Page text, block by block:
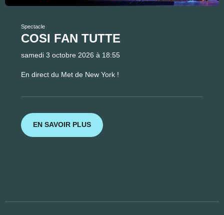
Spectacle
COSI FAN TUTTE
samedi 3 octobre 2026 à 18:55
En direct du Met de New York !
EN SAVOIR PLUS